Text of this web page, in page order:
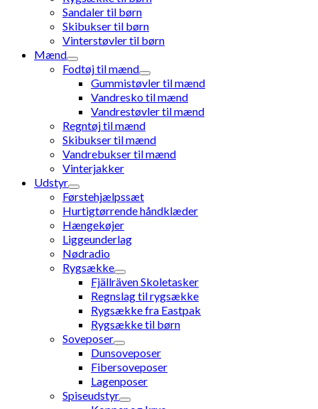
Sandaler til børn
Skibukser til børn
Vinterstøvler til børn
Mænd
Fodtøj til mænd
Gummistøvler til mænd
Vandresko til mænd
Vandrestøvler til mænd
Regntøj til mænd
Skibukser til mænd
Vandrebukser til mænd
Vinterjakker
Udstyr
Førstehjælpssæt
Hurtigtørrende håndklæder
Hængekøjer
Liggeunderlag
Nødradio
Rygsække
Fjällräven Skoletasker
Regnslag til rygsække
Rygsække fra Eastpak
Rygsække til børn
Soveposer
Dunsoveposer
Fibersoveposer
Lagenposer
Spiseudstyr